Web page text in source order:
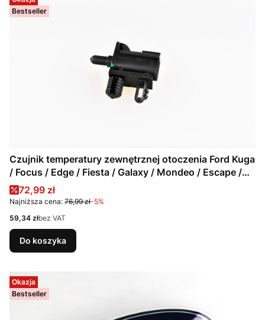
Bestseller
Czujnik temperatury zewnętrznej otoczenia Ford Kuga
/ Focus / Edge / Fiesta / Galaxy / Mondeo / Escape /
Transit / 5090031 / AU5T-12A647-AC
Cena promocyjna
72,99 zł
Najniższa cena: 76,99 zł-5%
Cena
59,34 złbez VAT
Do koszyka
Okazja
Bestseller